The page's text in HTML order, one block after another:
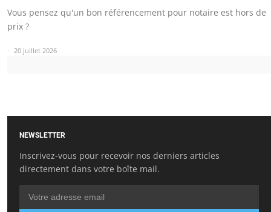
Vous pensez qu'un bon référencement pour notaire est hors de
prix ?
20 juillet 2026
NEWSLETTER
Inscrivez-vous pour recevoir nos derniers articles
directement dans votre boîte mail.